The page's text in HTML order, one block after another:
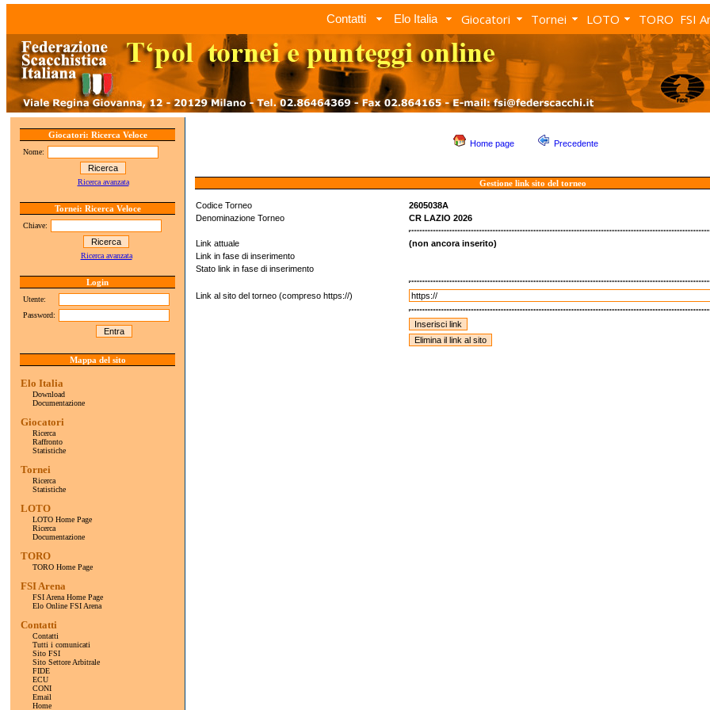
Contatti Elo Italia Giocatori Tornei LOTO TORO FSI
Giocatori: Ricerca Veloce
Nome:
Ricerca avanzata
Tornei: Ricerca Veloce
Chiave:
Ricerca avanzata
Login
Utente:
Password:
Mappa del sito
Elo Italia
Download
Documentazione
Giocatori
Ricerca
Raffronto
Statistiche
Tornei
Ricerca
Statistiche
LOTO
LOTO Home Page
Ricerca
Documentazione
TORO
TORO Home Page
FSI Arena
FSI Arena Home Page
Elo Online FSI Arena
Contatti
Contatti
Tutti i comunicati
Sito FSI
Sito Settore Arbitrale
FIDE
ECU
CONI
Email
Home
Home page Precedente
Gestione link sito del torneo
Codice Torneo
2605038A
Denominazione Torneo
CR LAZIO 2026
Link attuale
(non ancora inserito)
Link in fase di inserimento
Stato link in fase di inserimento
Link al sito del torneo (compreso https://)